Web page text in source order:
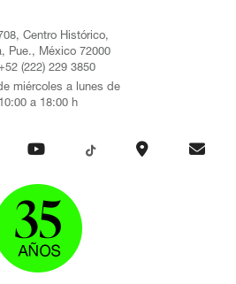
Centro Histórico,
Pue., México 72000
(222) 229 3850
miércoles a lunes de
10:00 a 18:00 h